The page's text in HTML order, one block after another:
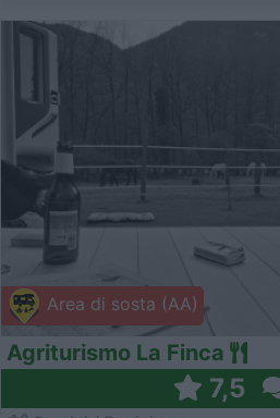
Area di sosta (AA)
Agriturismo La Finca
7,5